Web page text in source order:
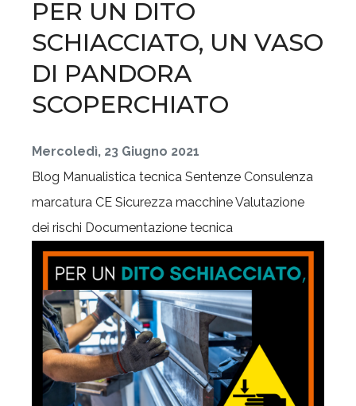
PER UN DITO
SCHIACCIATO, UN VASO
DI PANDORA
SCOPERCHIATO
Mercoledì, 23 Giugno 2021
Blog Manualistica tecnica Sentenze Consulenza
marcatura CE Sicurezza macchineValutazione
dei rischi Documentazione tecnica